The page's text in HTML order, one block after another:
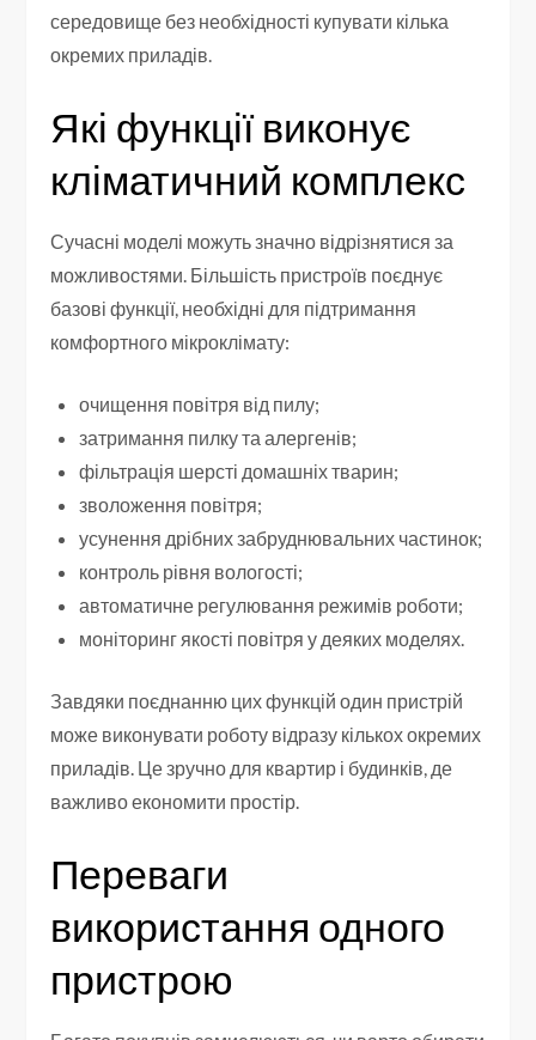
середовище без необхідності купувати кілька
окремих приладів.
Які функції виконує
кліматичний комплекс
Сучасні моделі можуть значно відрізнятися за
можливостями. Більшість пристроїв поєднує
базові функції, необхідні для підтримання
комфортного мікроклімату:
очищення повітря від пилу;
затримання пилку та алергенів;
фільтрація шерсті домашніх тварин;
зволоження повітря;
усунення дрібних забруднювальних частинок;
контроль рівня вологості;
автоматичне регулювання режимів роботи;
моніторинг якості повітря у деяких моделях.
Завдяки поєднанню цих функцій один пристрій
може виконувати роботу відразу кількох окремих
приладів. Це зручно для квартир і будинків, де
важливо економити простір.
Переваги
використання одного
пристрою